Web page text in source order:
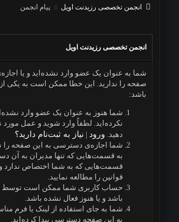
انجمن تخصصی رزیدنت اویل پیام انجمن
انجمن تخصصی رزیدنت اویل
شما به عنوان یک عضو وارد نشده‌اید و یا
صفحه را ندارید. این خطا ممکن است به یکی از
باشد:
شما هنوز به عنوان یک عضو وارد
نکرده‌اید. لطفاً وارد شوید و عمل مورد
دهید. ورود | نیاز به ثبت‌نام دارید؟
شما اجازه‌ی دسترسی به این صفحه را
به قسمت‌هایی که تنها مدیران به آن
قسمت‌هایی که به شما اختصاص ندارد
قوانین را مطالعه نمایید.
حساب کاربری شما ممکن است توسط
باشد و یا هنوز فعال نشده باشد.
شما به جای استفاده از لینک یا فرم
به این صفحه دسترسی پیدا کرده‌اید.